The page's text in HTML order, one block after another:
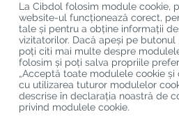
Ultimele Postări Pe Blog
La Cibdol folosim module cookie,
website-ul funcționează corect,
tale și pentru a obține informații
vizitatorilor. Dacă apeși pe butonul
poți citi mai multe despre
folosim și poți salva propriile
„Acceptă toate modulele cookie și
cu utilizarea tuturor modulelor
descrise în declarația noastră de
privind modulele cookie.
Copyright©CibdolLast
Cibdol bv, Handelsweg 1a, 5492NL Sint-
KvK: 76495035 VAT: